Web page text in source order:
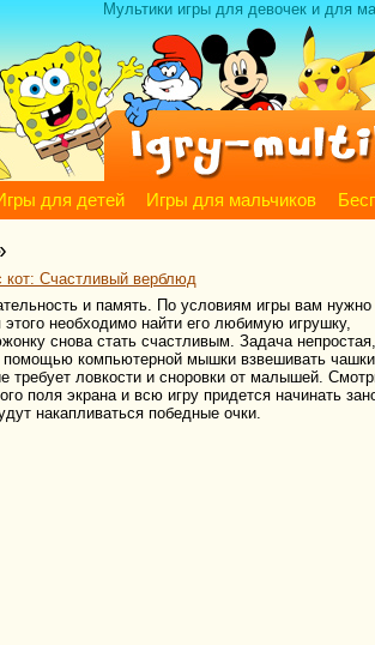
Мультики игры для девочек и для
для детей Игры для мальчиков
кот: Счастливый верблюд
и память. По условиям игры вам нужно
необходимо найти его любимую игрушку,
снова стать счастливым. Задача
компьютерной мышки взвешивать
требует ловкости и сноровки от малышей.
поля экрана и всю игру придется начинать
накапливаться победные очки.